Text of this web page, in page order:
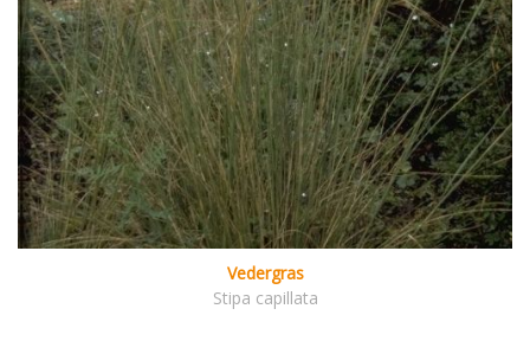
Vedergras
Stipa capillata